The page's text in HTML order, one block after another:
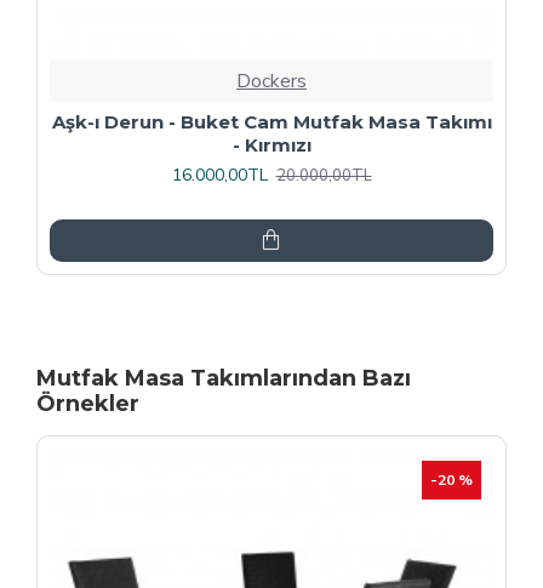
Dockers
Çipa Döküm Ayak - Play Polipropilen Masa
Takımı - 70x120 (Werzalit, Wermodin veya
Allzalit Tabla) - Afyon Mermer-Antrasit
Mutfak Masa Takımlarından Bazı
Örnekler
İNDIRIM
-20 %